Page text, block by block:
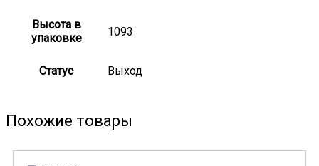
Высота в
упаковке
1093
Статус Выход
Похожие товары